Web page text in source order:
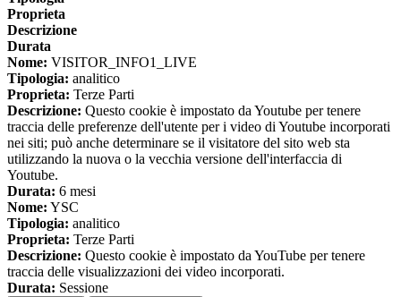
Proprieta
Descrizione
Durata
Nome: VISITOR_INFO1_LIVE
Tipologia: analitico
Proprieta: Terze Parti
Descrizione: Questo cookie è impostato da Youtube per tenere
traccia delle preferenze dell'utente per i video di Youtube incorporati
nei siti; può anche determinare se il visitatore del sito web sta
utilizzando la nuova o la vecchia versione dell'interfaccia di
Youtube.
Durata: 6 mesi
Nome: YSC
Tipologia: analitico
Proprieta: Terze Parti
Descrizione: Questo cookie è impostato da YouTube per tenere
traccia delle visualizzazioni dei video incorporati.
Durata: Sessione